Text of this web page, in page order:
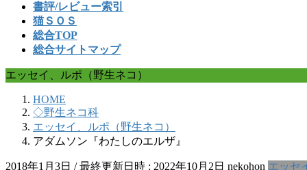
書評/レビュー索引
猫ＳＯＳ
総合TOP
総合サイトマップ
エッセイ、ルポ（野生ネコ）
HOME
◇野生ネコ科
エッセイ、ルポ（野生ネコ）
アダムソン『わたしのエルザ』
2018年1月3日 / 最終更新日時 : 2022年10月2日 nekohon エッセ